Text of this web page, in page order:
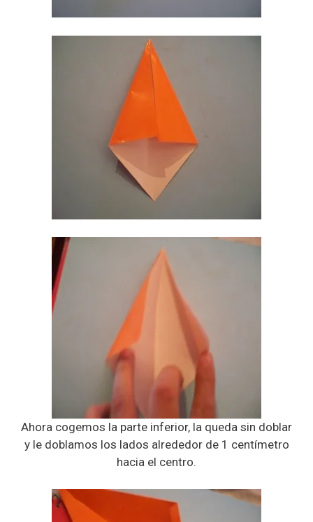
Ahora cogemos la parte inferior, la queda sin doblar
y le doblamos los lados alrededor de 1 centímetro
hacia el centro.